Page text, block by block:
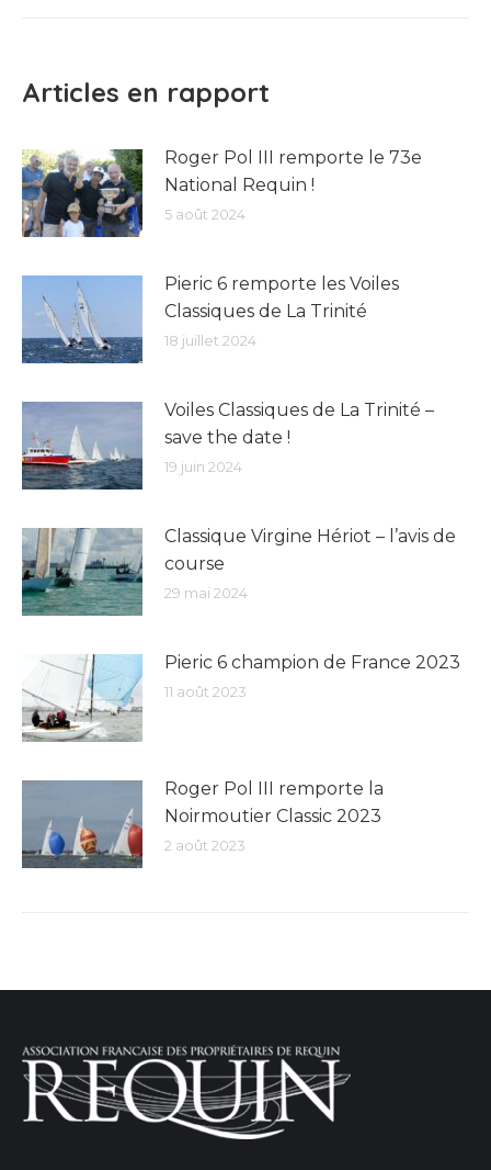
Articles en rapport
Roger Pol III remporte le 73e
National Requin !
5 août 2024
Pieric 6 remporte les Voiles
Classiques de La Trinité
18 juillet 2024
Voiles Classiques de La Trinité –
save the date !
19 juin 2024
Classique Virgine Hériot – l’avis de
course
29 mai 2024
Pieric 6 champion de France 2023
11 août 2023
Roger Pol III remporte la
Noirmoutier Classic 2023
2 août 2023